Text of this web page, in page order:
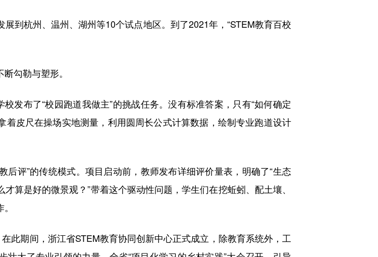
杭州、温州、湖州等10个试点地区。到了2021年，“STEM教育百校
勾勒与塑形。
布了“校园跑道我做主”的挑战任务。没有标准答案，只有“如何确定
着皮尺在操场实地测量，利用圆周长公式计算数据，绘制专业跑道设计
评”的传统模式。项目启动前，教师发布详细评价量表，明确了“生态
才算是好的微景观？”带着这个驱动性问题，学生们在挖蚯蚓、配土壤、
期间，浙江省STEM教育协同创新中心正式成立，除教育系统外，工